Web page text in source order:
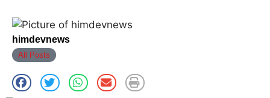
himdevnews
All Posts